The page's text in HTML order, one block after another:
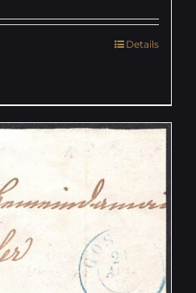
Details